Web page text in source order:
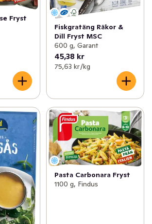
Fryst
Fiskgratäng Räkor &
Dill Fryst MSC
600 g, Garant
45,38 kr
75,63 kr /kg
Pasta Carbonara Fryst
1100 g, Findus